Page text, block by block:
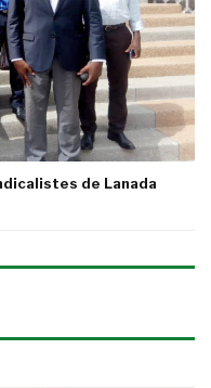
de Lanada